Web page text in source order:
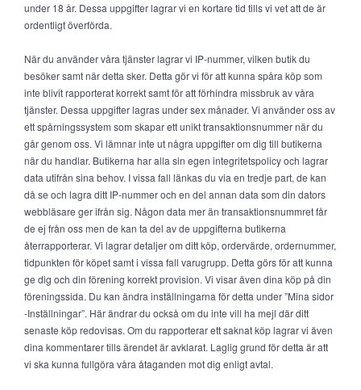
under 18 år. Dessa uppgifter lagrar vi en kortare tid tills vi vet att de är
ordentligt överförda.
När du använder våra tjänster lagrar vi IP-nummer, vilken butik du
besöker samt när detta sker. Detta gör vi för att kunna spåra köp som
inte blivit rapporterat korrekt samt för att förhindra missbruk av våra
tjänster. Dessa uppgifter lagras under sex månader. Vi använder oss av
ett spårningssystem som skapar ett unikt transaktionsnummer när du
går genom oss. Vi lämnar inte ut några uppgifter om dig till butikerna
när du handlar. Butikerna har alla sin egen integritetspolicy och lagrar
data utifrån sina behov. I vissa fall länkas du via en tredje part, de kan
då se och lagra ditt IP-nummer och en del annan data som din dators
webbläsare ger ifrån sig. Någon data mer än transaktionsnummret får
de ej från oss men de kan ta del av de uppgifterna butikerna
återrapporterar. Vi lagrar detaljer om ditt köp, ordervärde, ordernummer,
tidpunkten för köpet samt i vissa fall varugrupp. Detta görs för att kunna
ge dig och din förening korrekt provision. Vi visar även dina köp på din
föreningssida. Du kan ändra inställningarna för detta under ”Mina sidor
-Inställningar”. Här ändrar du också om du inte vill ha mejl där ditt
senaste köp redovisas. Om du rapporterar ett saknat köp lagrar vi även
dina kommentarer tills ärendet är avklarat. Laglig grund för detta är att
vi ska kunna fullgöra våra åtaganden mot dig enligt avtal.